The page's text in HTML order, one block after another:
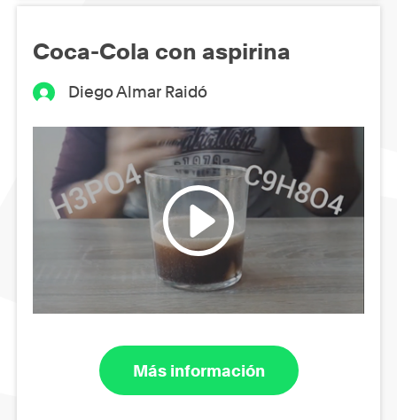
Coca-Cola con aspirina
Diego Almar Raidó
Más información